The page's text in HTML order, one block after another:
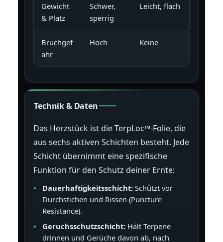
Gewicht
& Platz
Schwer,
sperrig
Leicht, flach
Bruchgef
ahr
Hoch Keine
Technik & Daten
Das Herzstück ist die TerpLoc™-Folie, die
aus sechs aktiven Schichten besteht. Jede
Schicht übernimmt eine spezifische
Funktion für den Schutz deiner Ernte:
Dauerhaftigkeitsschicht:Schützt vor
Durchstichen und Rissen (Puncture
Resistance).
Geruchsschutzschicht:Hält Terpene
drinnen und Gerüche davon ab, nach